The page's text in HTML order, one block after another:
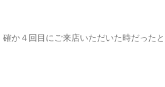
確か４回目にご来店いただいた時だった